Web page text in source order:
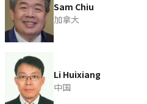
Sam Chiu
加拿大
Li Huixiang
中国